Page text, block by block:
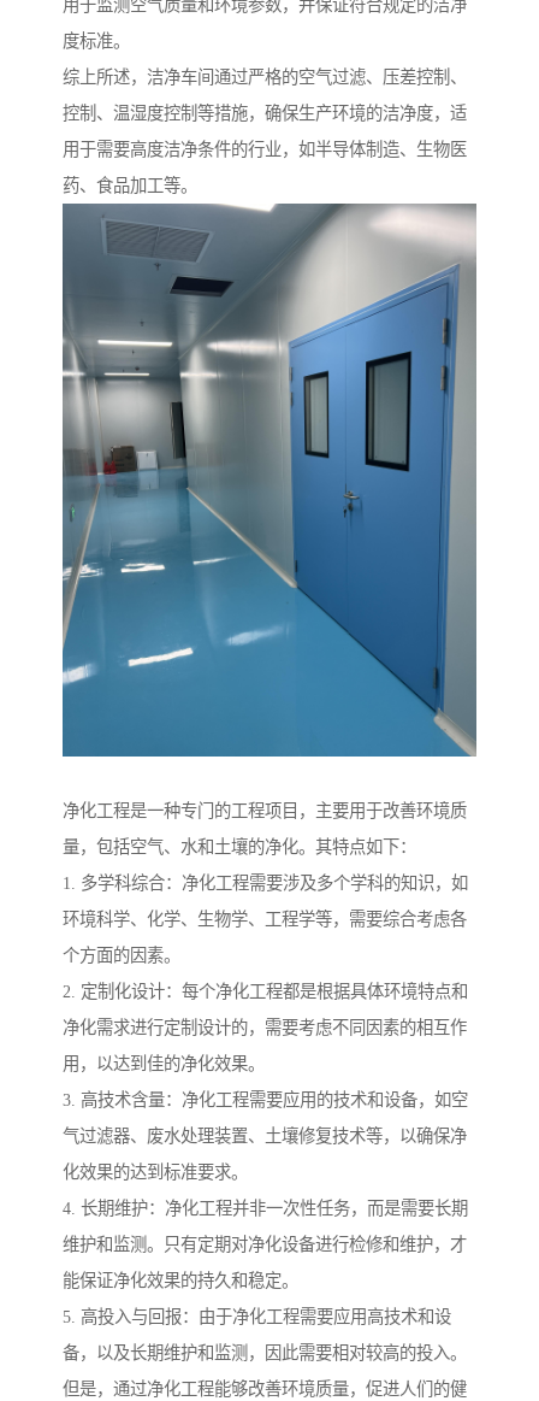
用于监测空气质量和环境参数，并保证符合规定的洁净
度标准。
综上所述，洁净车间通过严格的空气过滤、压差控制、
控制、温湿度控制等措施，确保生产环境的洁净度，适
用于需要高度洁净条件的行业，如半导体制造、生物医
药、食品加工等。
净化工程是一种专门的工程项目，主要用于改善环境质
量，包括空气、水和土壤的净化。其特点如下：
1. 多学科综合：净化工程需要涉及多个学科的知识，如
环境科学、化学、生物学、工程学等，需要综合考虑各
个方面的因素。
2. 定制化设计：每个净化工程都是根据具体环境特点和
净化需求进行定制设计的，需要考虑不同因素的相互作
用，以达到佳的净化效果。
3. 高技术含量：净化工程需要应用的技术和设备，如空
气过滤器、废水处理装置、土壤修复技术等，以确保净
化效果的达到标准要求。
4. 长期维护：净化工程并非一次性任务，而是需要长期
维护和监测。只有定期对净化设备进行检修和维护，才
能保证净化效果的持久和稳定。
5. 高投入与回报：由于净化工程需要应用高技术和设
备，以及长期维护和监测，因此需要相对较高的投入。
但是，通过净化工程能够改善环境质量，促进人们的健